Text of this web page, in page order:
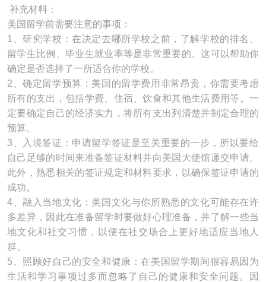
补充材料：
美国留学前需要注意的事项：
1、研究学校：在决定去哪所学校之前，了解学校的排名、
留学生比例、毕业生就业率等是非常重要的。这可以帮助你
确定是否选择了一所适合你的学校。
2、确定留学预算：美国的留学费用非常昂贵，你需要考虑
所有的支出，包括学费、住宿、饮食和其他生活费用等。一
定要确定自己的经济实力，将所有支出列清楚并制定合理的
预算。
3、入境签证：申请留学签证是至关重要的一步，所以要给
自己足够的时间来准备签证材料并向美国大使馆递交申请。
此外，熟悉相关的签证规定和材料要求，以确保签证申请的
成功。
4、融入当地文化：美国文化与你所熟悉的文化可能存在许
多差异，因此在准备留学时要做好心理准备，并了解一些当
地文化和社交习惯，以便在社交场合上更好地适应当地人
群。
5、照顾好自己的安全和健康：在美国留学期间很容易因为
生活和学习事项过多而忽略了自己的健康和安全问题。因